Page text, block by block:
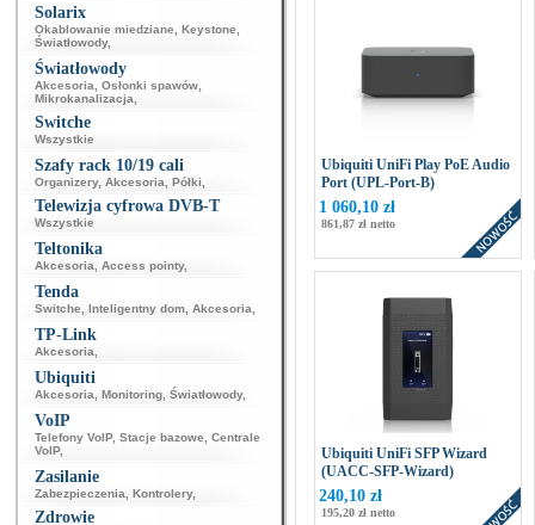
Solarix
Okablowanie miedziane Keystone
Światłowody,
Światłowody
Akcesoria Osłonki spawów
Mikrokanalizacja
Switche
Wszystkie
Szafy rack 10/19 cali
Organizery, Akcesoria Półki
Telewizja cyfrowa DVB-T
Wszystkie
Teltonika
Akcesoria Access pointy,
Tenda
Switche Inteligentny dom Akcesoria
TP-Link
Akcesoria
Ubiquiti
Akcesoria Monitoring Światłowody,
VoIP
Telefony VoIP, Stacje bazowe
Centrale
VoIP,
Zasilanie
Zabezpieczenia Kontrolery,
Zdrowie
Ubiquiti UniFi Play PoE Audio
Port (UPL-Port-B)
1 060,10 zł
861,87 zł netto
Ubiquiti UniFi SFP Wizard
(UACC-SFP-Wizard)
240,10 zł
195,20 zł netto